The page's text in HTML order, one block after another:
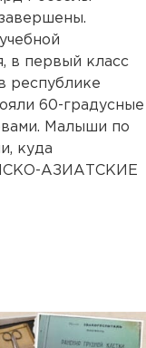
в первый класс
республике
60-градусные
Малыши по
куда
АЗИАТСКИЕ